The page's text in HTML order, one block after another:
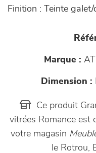
Finition : Teinte
Marque :
Dimension :
Ce produit
vitrées Romance est
votre magasin
le Rotrou,